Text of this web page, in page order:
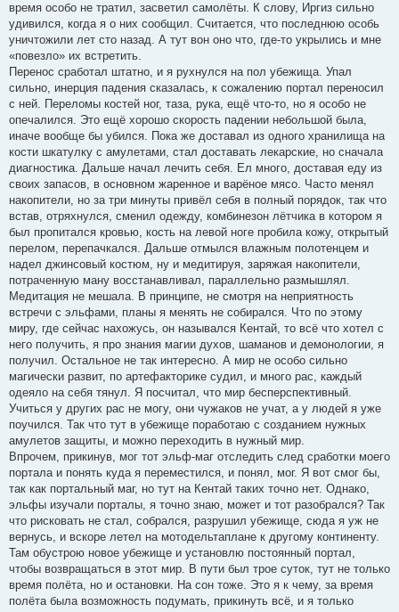
время особо не тратил, засветил самолёты. К слову, Иргиз сильно
удивился, когда я о них сообщил. Считается, что последнюю особь
уничтожили лет сто назад. А тут вон оно что, где-то укрылись и мне
«повезло» их встретить.
Перенос сработал штатно, и я рухнулся на пол убежища. Упал
сильно, инерция падения сказалась, к сожалению портал переносил
с ней. Переломы костей ног, таза, рука, ещё что-то, но я особо не
опечалился. Это ещё хорошо скорость падении небольшой была,
иначе вообще бы убился. Пока же доставал из одного хранилища на
кости шкатулку с амулетами, стал доставать лекарские, но сначала
диагностика. Дальше начал лечить себя. Ел много, доставая еду из
своих запасов, в основном жаренное и варёное мясо. Часто менял
накопители, но за три минуты привёл себя в полный порядок, так что
встав, отряхнулся, сменил одежду, комбинезон лётчика в котором я
был пропитался кровью, кость на левой ноге пробила кожу, открытый
перелом, перепачкался. Дальше отмылся влажным полотенцем и
надел джинсовый костюм, ну и медитируя, заряжая накопители,
потраченную ману восстанавливал, параллельно размышлял.
Медитация не мешала. В принципе, не смотря на неприятность
встречи с эльфами, планы я менять не собирался. Что по этому
миру, где сейчас нахожусь, он назывался Кентай, то всё что хотел с
него получить, я про знания магии духов, шаманов и демонологии, я
получил. Остальное не так интересно. А мир не особо сильно
магически развит, по артефакторике судил, и много рас, каждый
одеяло на себя тянул. Я посчитал, что мир бесперспективный.
Учиться у других рас не могу, они чужаков не учат, а у людей я уже
поучился. Так что тут в убежище поработаю с созданием нужных
амулетов защиты, и можно переходить в нужный мир.
Впрочем, прикинув, мог тот эльф-маг отследить след сработки моего
портала и понять куда я переместился, и понял, мог. Я вот смог бы,
так как портальный маг, но тут на Кентай таких точно нет. Однако,
эльфы изучали порталы, я точно знаю, может и тот разобрался? Так
что рисковать не стал, собрался, разрушил убежище, сюда я уж не
вернусь, и вскоре летел на мотодельтаплане к другому континенту.
Там обустрою новое убежище и установлю постоянный портал,
чтобы возвращаться в этот мир. В пути был трое суток, тут не только
время полёта, но и остановки. На сон тоже. Это я к чему, за время
полёта была возможность подумать, прикинуть всё, и я только